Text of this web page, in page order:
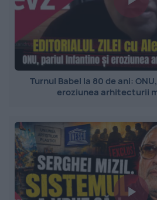
Turnul Babel la 80 de ani:
eroziunea arhitecturii